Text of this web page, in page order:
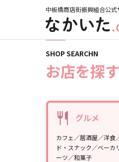
中板橋商店街振興組合公式
ホーム お店を探
SHOP SEARCHN
お店を探す
グルメ
カフェ／居酒屋／洋食
ド・スナック／ベーカ
ーツ／和菓子